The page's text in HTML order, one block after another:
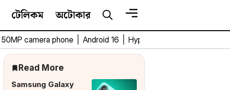
টেলিকম অটোকার
50MP camera phone Android 16 HyperOS 3
Read More
Samsung Galaxy